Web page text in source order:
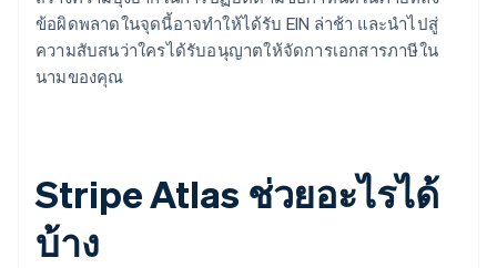
ข้อผิดพลาดในจุดนี้อาจทำให้ได้รับ EIN ล่าช้า และนำไปสู่
ความสับสนว่าใครได้รับอนุญาตให้จัดการเอกสารภาษีใน
นามของคุณ
Stripe Atlas ช่วยอะไรได้
บ้าง